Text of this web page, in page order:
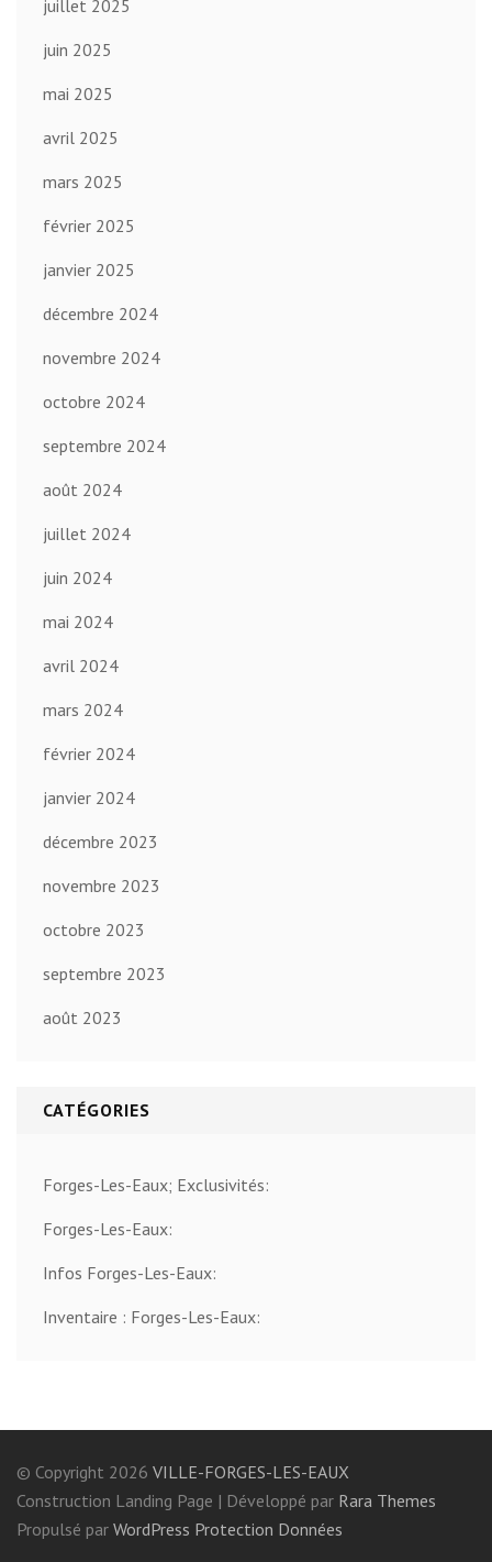
juillet 2025
juin 2025
mai 2025
avril 2025
mars 2025
février 2025
janvier 2025
décembre 2024
novembre 2024
octobre 2024
septembre 2024
août 2024
juillet 2024
juin 2024
mai 2024
avril 2024
mars 2024
février 2024
janvier 2024
décembre 2023
novembre 2023
octobre 2023
septembre 2023
août 2023
CATÉGORIES
Forges-Les-Eaux; Exclusivités:
Forges-Les-Eaux:
Infos Forges-Les-Eaux:
Inventaire : Forges-Les-Eaux:
© Copyright 2026 VILLE-FORGES-LES-EAUX
Construction Landing Page | Développé par Rara Themes
Propulsé par WordPress Protection Données